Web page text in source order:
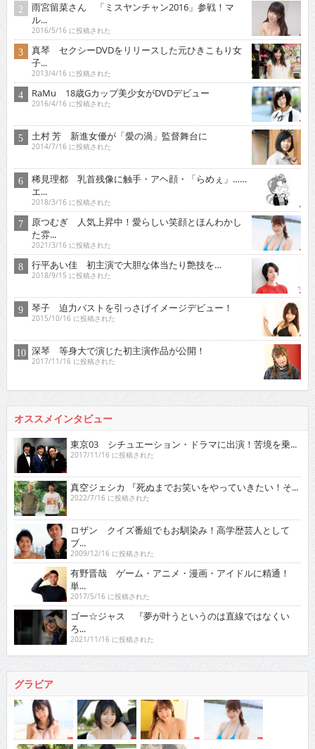
雨宮留菜さん 「ミスヤンチャン2016」参戦！マ
ル...
2016/5/16 に投稿された
真琴 セクシーDVDをリリースした元ひきこもり女
子...
2013/4/16 に投稿された
RaMu 18歳Gカップ美少女がDVDデビュー
2016/4/16 に投稿された
土村 芳 新進女優が「愛の渦」監督舞台に
2014/7/16 に投稿された
稀見理都 乳首残像に触手・アヘ顔・「らめぇ」……
エ...
2018/3/16 に投稿された
原つむぎ 人気上昇中！愛らしい笑顔とほんわかし
た雰...
2021/3/16 に投稿された
行平あい佳 初主演で大胆な体当たり艶技を…
2018/9/15 に投稿された
琴子 迫力バストを引っさげイメージデビュー！
2015/10/16 に投稿された
深琴 等身大で演じた初主演作品が公開！
2017/11/16 に投稿された
オススメインタビュー
東京03 シチュエーション・ドラマに出演！苦境を乗...
2017/11/16 に投稿された
真空ジェシカ 『死ぬまでお笑いをやっていきたい！そ...
2022/7/16 に投稿された
ロザン クイズ番組でもお馴染み！高学歴芸人として
ブ...
2009/12/16 に投稿された
有野晋哉 ゲーム・アニメ・漫画・アイドルに精通！
単...
2017/5/16 に投稿された
ゴー☆ジャス 『夢が叶うというのは直線ではなくい
ろ...
2021/11/16 に投稿された
グラビア